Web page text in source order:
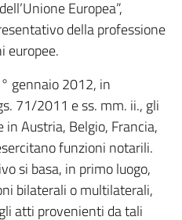
Europea”,
della professione
europee.
gennaio 2012, in
71/2011 e ss. mm. ii., gli
Austria, Belgio, Francia,
funzioni notarili.
si basa, in primo luogo,
bilaterali o multilaterali,
atti provenienti da tali